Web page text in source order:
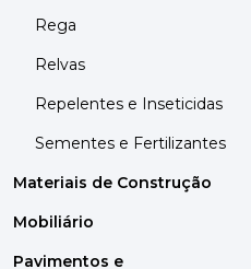
Rega
Relvas
Repelentes e Inseticidas
Sementes e Fertilizantes
Materiais de Construção
Mobiliário
Pavimentos e